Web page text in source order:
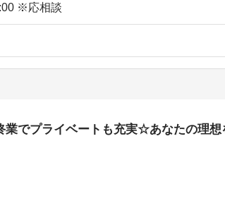
※応相談
でプライベートも充実☆あなたの理想